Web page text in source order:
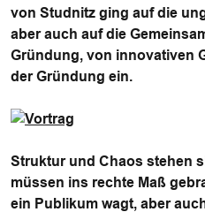
von Studnitz ging auf die
aber auch auf die
Gründung, von innovativen
der Gründung ein.
Struktur und Chaos stehen
müssen ins rechte Maß
ein Publikum wagt, aber